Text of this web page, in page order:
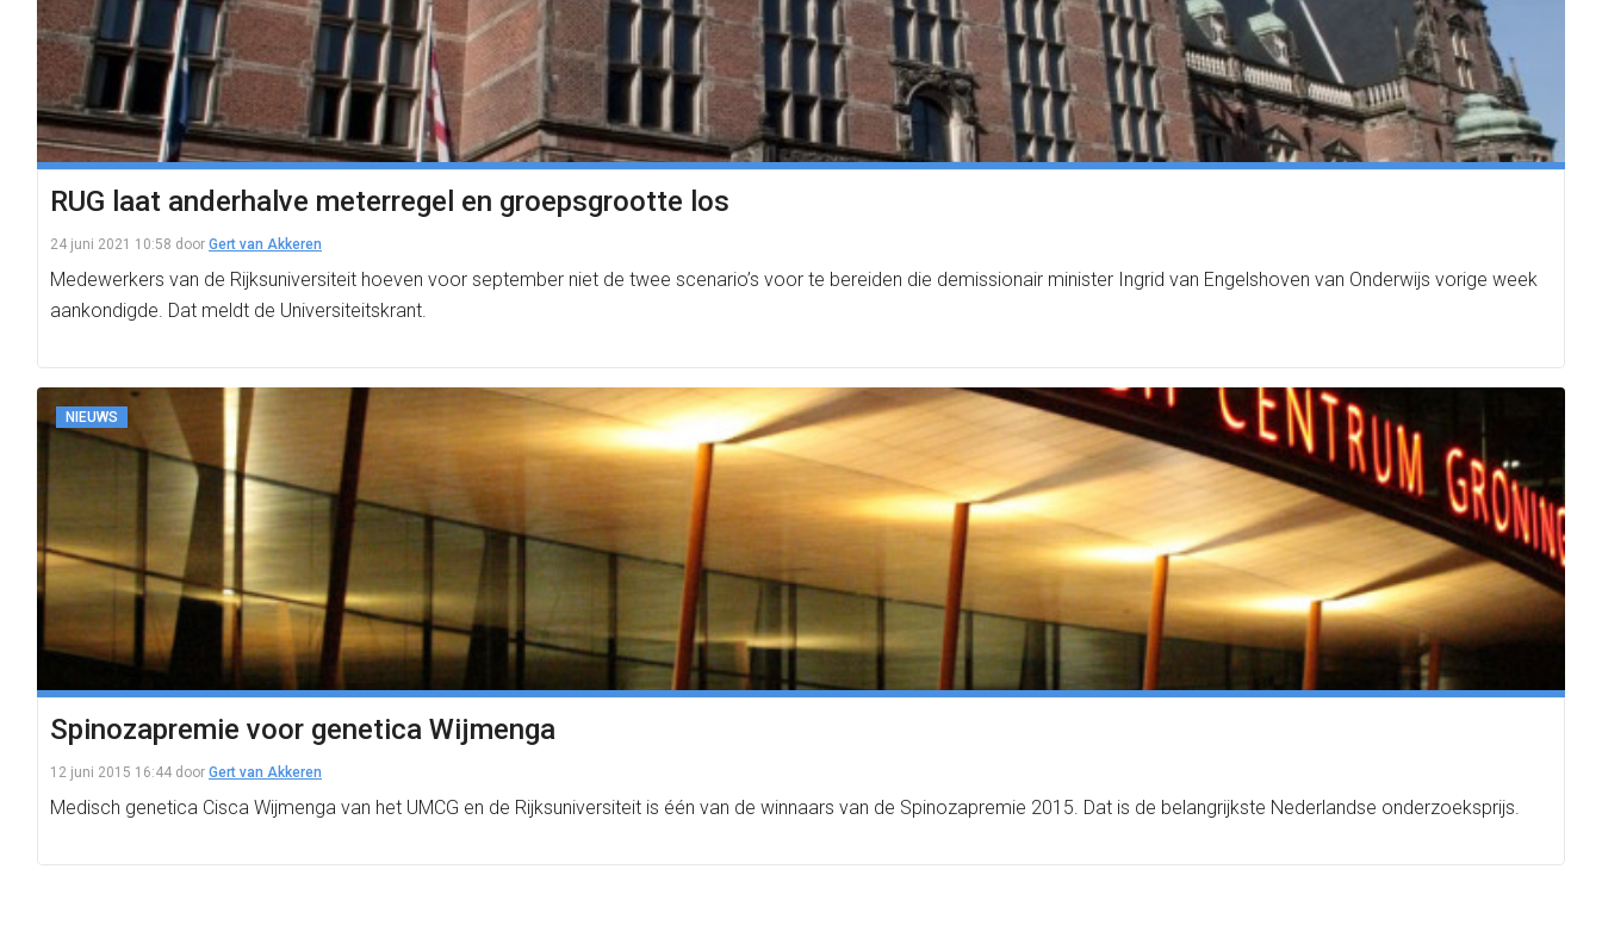
RUG laat anderhalve meterregel en groepsgrootte los
24 juni 2021 10:58 door Gert van Akkeren
Medewerkers van de Rijksuniversiteit hoeven voor september niet de twee scenario’s voor te bereiden die demissionair minister Ingrid van Engelshoven van Onderwijs vorige week
aankondigde. Dat meldt de Universiteitskrant.
NIEUWS
Spinozapremie voor genetica Wijmenga
12 juni 2015 16:44 door Gert van Akkeren
Medisch genetica Cisca Wijmenga van het UMCG en de Rijksuniversiteit is één van de winnaars van de Spinozapremie 2015. Dat is de belangrijkste Nederlandse onderzoeksprijs.